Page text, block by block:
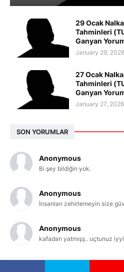
29 Ocak
Tahminleri
Ganyan
January 29, 2026
27 Ocak
Tahminleri
Ganyan
January 27, 2026
SON YORUMLAR
Anonymous
Bi şey bildiğin yok.
Anonymous
İnsanları zehirlemeyin size
Anonymous
kafadan yatmışş.. uçtunuz